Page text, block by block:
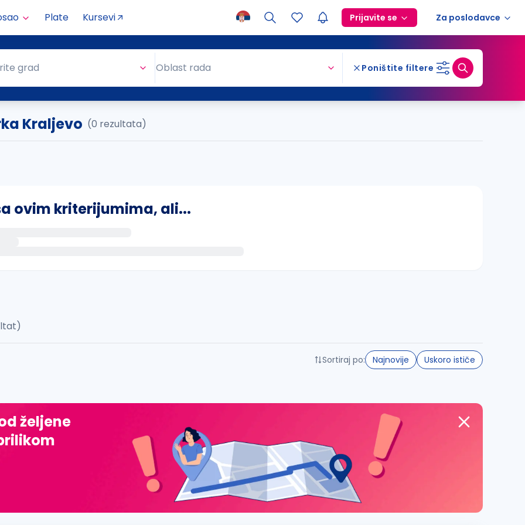
Plate Kursevi Prijavite se Za poslodavce
grad Oblast rada Poništite filtere
Kraljevo (0 rezultata)
ovim kriterijumima, ali...
đ, ž, dž)
Sortiraj po: Najnovije Uskoro ističe
željene